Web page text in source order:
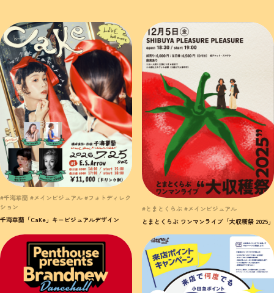
#千海華蘭 #メインビジュアル #フォトディレク
ション
千海華蘭「CaKe」キービジュアルデザイン
#とまとくらぶ #メインビジュアル
とまとくらぶ ワンマンライブ「大収穫祭 2025」